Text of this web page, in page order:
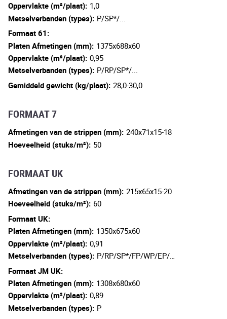
Oppervlakte (m²/plaat): 1,0
Metselverbanden (types): P/SP*/...
Formaat 61:
Platen Afmetingen (mm): 1375x688x60
Oppervlakte (m²/plaat): 0,95
Metselverbanden (types): P/RP/SP*/...
Gemiddeld gewicht (kg/plaat): 28,0-30,0
FORMAAT 7
Afmetingen van de strippen (mm): 240x71x15-18
Hoeveelheid (stuks/m²): 50
FORMAAT UK
Afmetingen van de strippen (mm): 215x65x15-20
Hoeveelheid (stuks/m²): 60
Formaat UK:
Platen Afmetingen (mm): 1350x675x60
Oppervlakte (m²/plaat): 0,91
Metselverbanden (types): P/RP/SP*/FP/WP/EP/…
Formaat JM UK:
Platen Afmetingen (mm): 1308x680x60
Oppervlakte (m²/plaat): 0,89
Metselverbanden (types): P